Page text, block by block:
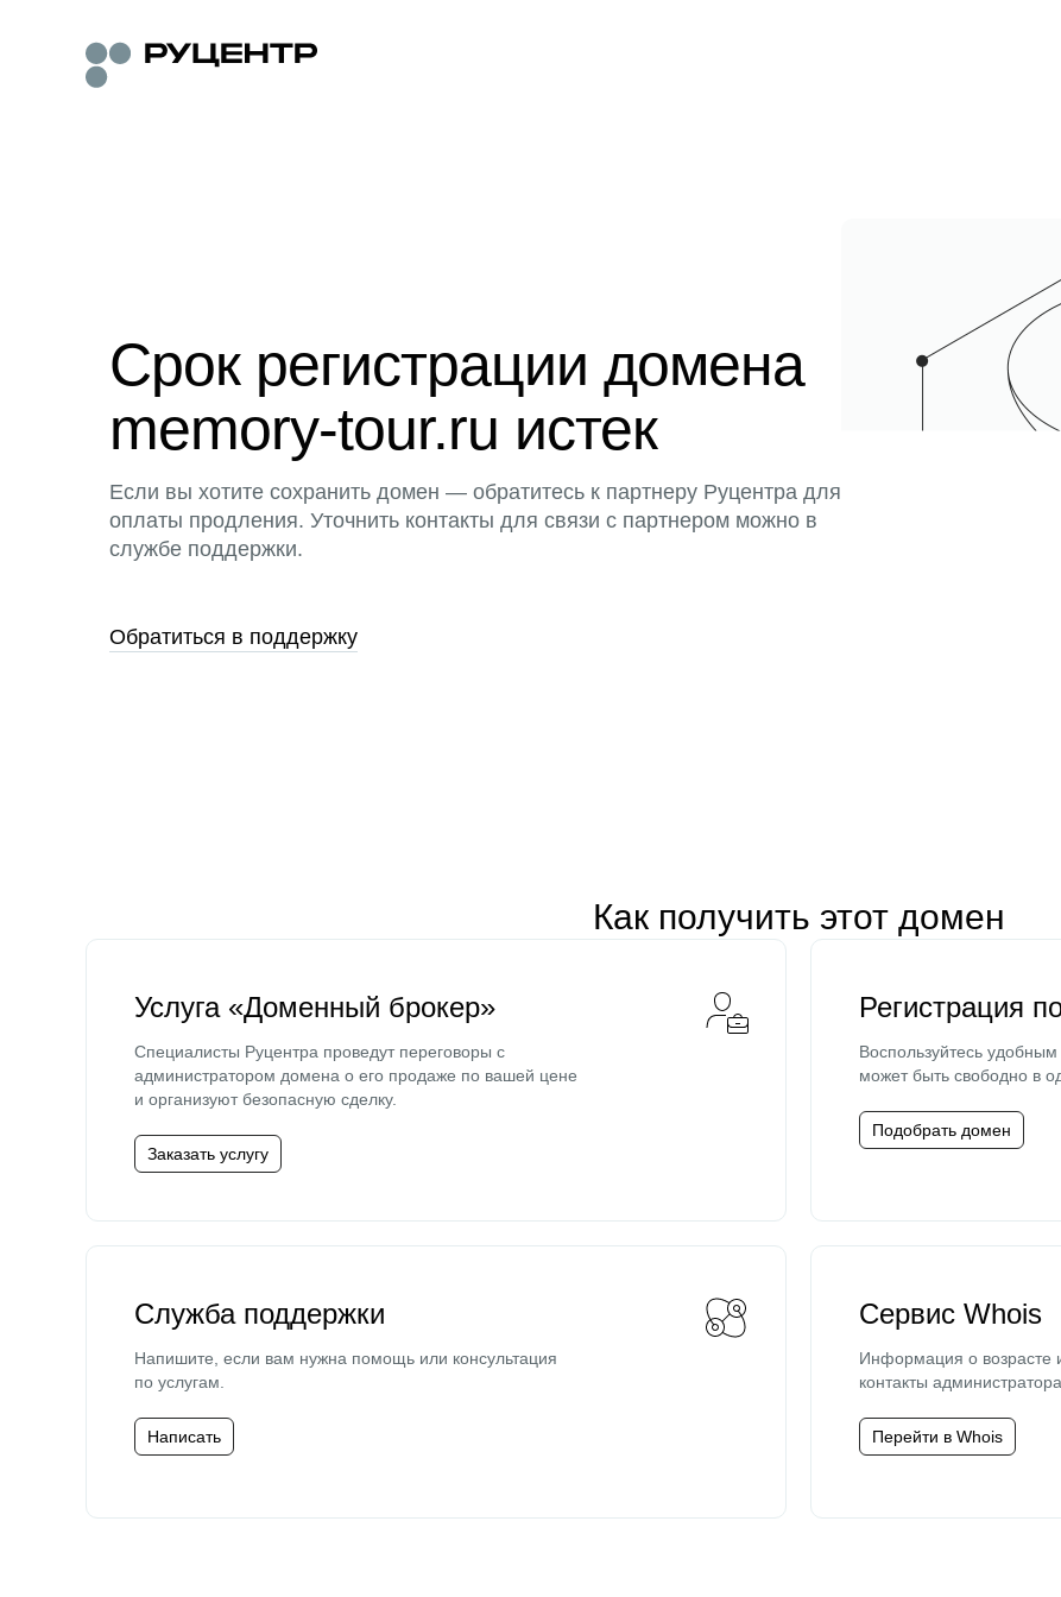
Срок регистрации домена
memory-tour.ru истек
Если вы хотите сохранить домен — обратитесь к партнеру Руцентра для
оплаты продления. Уточнить контакты для связи с партнером можно в
службе поддержки.
Обратиться в поддержку
Как получить этот домен
Услуга «Доменный брокер»
Специалисты Руцентра проведут переговоры с
администратором домена о его продаже по вашей цене
и организуют безопасную сделку.
Заказать услугу
Регистрация
Воспользуйтесь
может быть свободно в
Подобрать домен
Служба поддержки
Напишите, если вам нужна помощь или консультация
по услугам.
Написать
Сервис Whois
Информация о возрасте
контакты администратора.
Перейти в Whois